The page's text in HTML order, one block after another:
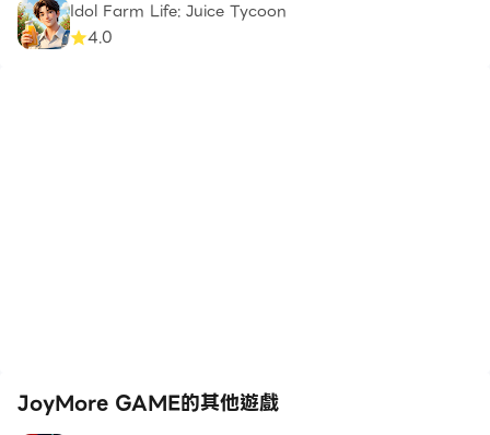
Idol Farm Life: Juice Tycoon
4.0
JoyMore GAME的其他遊戲